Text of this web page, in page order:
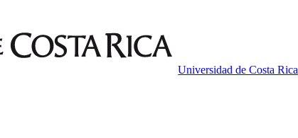
Universidad de Costa Rica